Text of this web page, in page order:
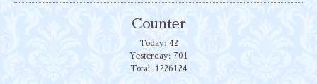
Counter
Today: 42
Yesterday: 701
Total: 1226124